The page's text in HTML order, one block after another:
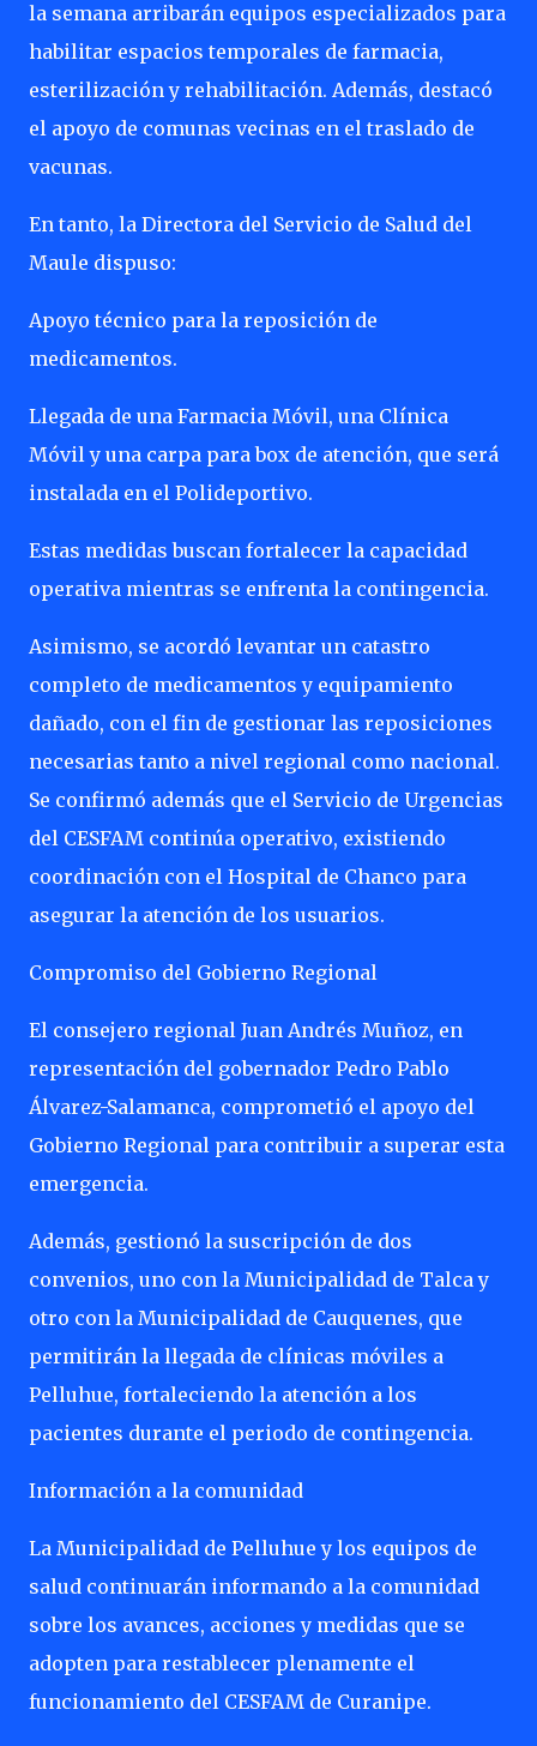
la semana arribarán equipos especializados para
habilitar espacios temporales de farmacia,
esterilización y rehabilitación. Además, destacó
el apoyo de comunas vecinas en el traslado de
vacunas.
En tanto, la Directora del Servicio de Salud del
Maule dispuso:
Apoyo técnico para la reposición de
medicamentos.
Llegada de una Farmacia Móvil, una Clínica
Móvil y una carpa para box de atención, que será
instalada en el Polideportivo.
Estas medidas buscan fortalecer la capacidad
operativa mientras se enfrenta la contingencia.
Asimismo, se acordó levantar un catastro
completo de medicamentos y equipamiento
dañado, con el fin de gestionar las reposiciones
necesarias tanto a nivel regional como nacional.
Se confirmó además que el Servicio de Urgencias
del CESFAM continúa operativo, existiendo
coordinación con el Hospital de Chanco para
asegurar la atención de los usuarios.
Compromiso del Gobierno Regional
El consejero regional Juan Andrés Muñoz, en
representación del gobernador Pedro Pablo
Álvarez-Salamanca, comprometió el apoyo del
Gobierno Regional para contribuir a superar esta
emergencia.
Además, gestionó la suscripción de dos
convenios, uno con la Municipalidad de Talca y
otro con la Municipalidad de Cauquenes, que
permitirán la llegada de clínicas móviles a
Pelluhue, fortaleciendo la atención a los
pacientes durante el periodo de contingencia.
Información a la comunidad
La Municipalidad de Pelluhue y los equipos de
salud continuarán informando a la comunidad
sobre los avances, acciones y medidas que se
adopten para restablecer plenamente el
funcionamiento del CESFAM de Curanipe.